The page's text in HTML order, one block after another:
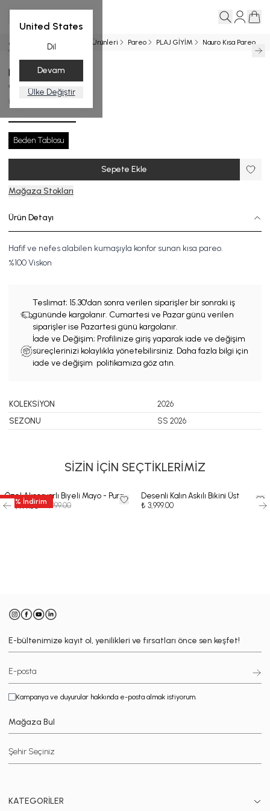
United States
Dil
Devam
Ülke Değiştir
Ana Sayfa Entegrasyon Ürünleri Pareo PLAJ GİYİM Nauro Kısa Pareo
Nauro Kısa Pareo
₺ 5,999.00
P.3507-26_R161_STD
Beden Tablosu
Sepete Ekle
Mağaza Stokları
Ürün Detayı
Hafif ve nefes alabilen kumaşıyla konfor sunan kısa pareo.
%100 Viskon
Teslimat; 15.30'dan sonra verilen siparişler bir sonraki iş
gününde kargolanır. Cumartesi ve Pazar günü verilen
siparişler ise Pazartesi günü kargolanır.
İade ve Değişim; Profilinize giriş yaparak iade ve değişim
süreçlerinizi kolaylıkla yönetebilirsiniz. Daha fazla bilgi için
iade ve değişim politikamıza göz atın.
KOLEKSİYON
2026
SEZONU
SS 2026
SİZİN İÇİN SEÇTİKLERİMİZ
50 % İndirim
Özel Aksesuarlı Biyeli Mayo - Pura
₺ 4,499.50 ₺ 8,999.00
Desenli Kalın Askılı Bikini Üst
₺ 3,999.00
E-bültenimize kayıt ol, yenilikleri ve fırsatları önce sen keşfet!
Kampanya ve duyurular hakkında e-posta almak istiyorum.
Mağaza Bul
KATEGORİLER